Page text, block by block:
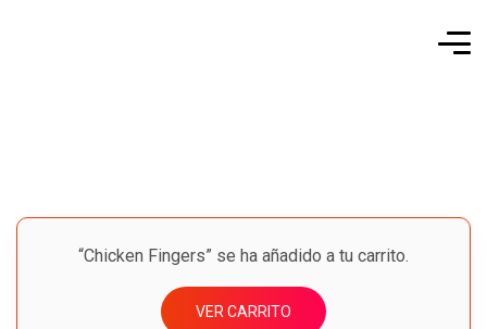
“Chicken Fingers” se ha añadido a tu carrito.
VER CARRITO